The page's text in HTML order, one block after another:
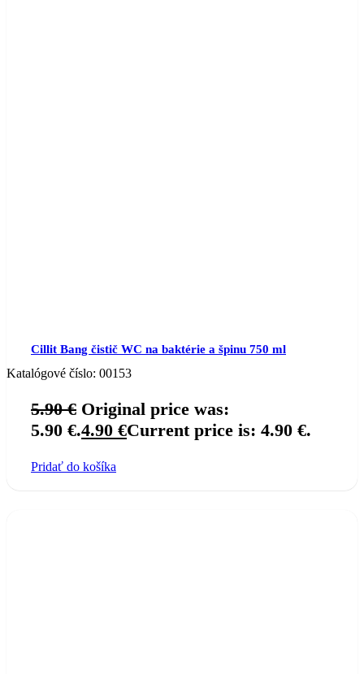
Cillit Bang čistič WC na baktérie a špinu 750 ml
Katalógové číslo: 00153
5.90€ Original price was:
5.90 €.4.90 €Current price is: 4.90 €.
Pridať do košíka